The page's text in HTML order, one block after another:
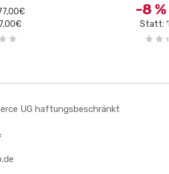
-8 %
Statt:
UG haftungsbeschränkt